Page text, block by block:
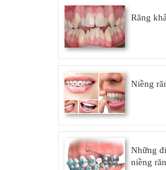
Răng
Niềng
Những
niềng